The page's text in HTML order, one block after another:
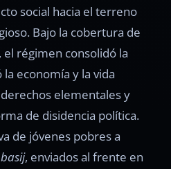
social hacia el terreno
Bajo la cobertura de
régimen consolidó la
economía y la vida
elementales y
de disidencia política.
de jóvenes pobres a
basij, enviados al frente en